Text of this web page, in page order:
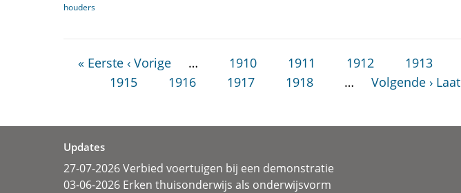
houders
« Eerste ‹ Vorige … 1910 1911 1912 1913
1915
1916 1917 1918 … Volgende ›
Updates
27-07-2026 Verbied voertuigen bij een demonstratie
03-06-2026 Erken thuisonderwijs als onderwijsvorm